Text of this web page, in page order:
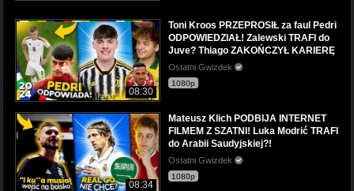
08:30
Toni Kroos PRZEPROSIŁ za faul Pedri
ODPOWIEDZIAŁ! Zalewski TRAFI do
Juve? Thiago ZAKOŃCZYŁ KARIERĘ
Ostatni Gwizdek
1080p
08:34
Mateusz Klich PODBIJA INTERNET
FILMEM Z SZATNI! Luka Modrić TRAFI
do Arabii Saudyjskiej?!
Ostatni Gwizdek
1080p